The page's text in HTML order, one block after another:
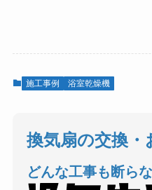
施工事例 浴室乾燥機
換気扇の交換・
どんな工事も断ら